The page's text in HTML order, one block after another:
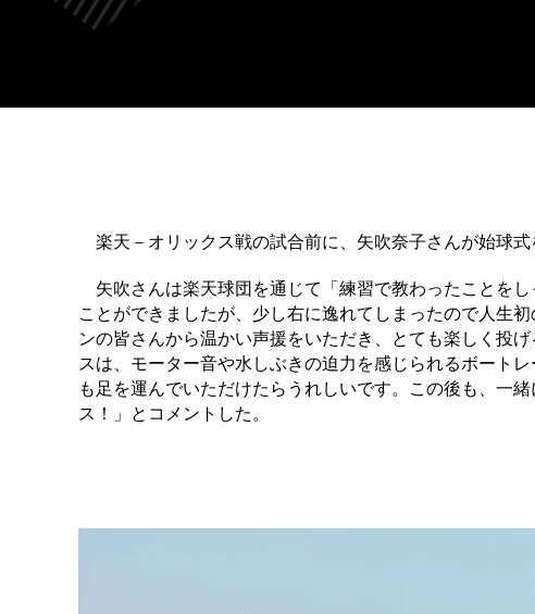
楽天－オリックス戦の試合前に、矢吹奈子さんが始球式
矢吹さんは楽天球団を通じて「練習で教わったことを
ことができましたが、少し右に逸れてしまったので人生
ンの皆さんから温かい声援をいただき、とても楽しく投
スは、モーター音や水しぶきの迫力を感じられるボート
も足を運んでいただけたらうれしいです。この後も、一
ス！」とコメントした。